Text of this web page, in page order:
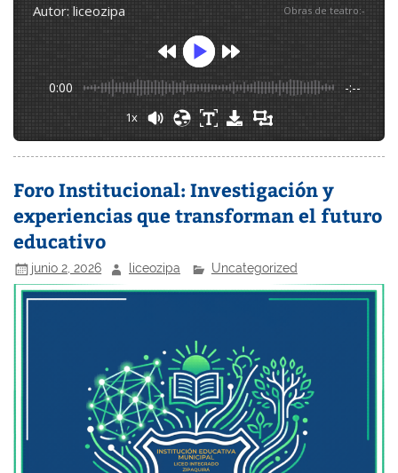
autor: liceozipa Obras de teatro:-
0:00 -:--
1x
Foro Institucional: Investigación y
experiencias que transforman el futuro
educativo
junio 2, 2026 liceozipa Uncategorized